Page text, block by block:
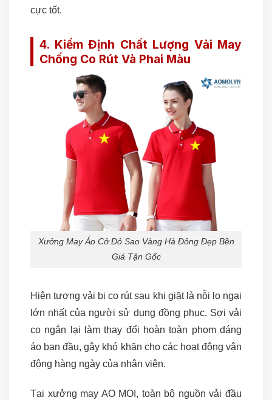
cực tốt.
4. Kiểm Định Chất Lượng Vải May
Chống Co Rút Và Phai Màu
Xưởng May Áo Cở Đỏ Sao Vàng Hà Đông Đẹp Bền
Giá Tận Gốc
Hiện tượng vải bị co rút sau khi giặt là nỗi lo ngại
lớn nhất của người sử dụng đồng phục. Sợi vải
co ngắn lại làm thay đổi hoàn toàn phom dáng
áo ban đầu, gây khó khăn cho các hoạt động vận
động hàng ngày của nhân viên.
Tại xưởng may AO MOI, toàn bộ nguồn vải đầu